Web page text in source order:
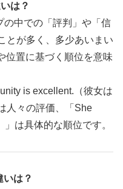
は？
の中での「評判」や「信
とが多く、多少あいまい
位置に基づく順位を意味
is excellent.（彼女は
人々の評価、「She
は具体的な順位です。
は？